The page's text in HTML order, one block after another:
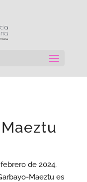
de 2024,
Maeztu es